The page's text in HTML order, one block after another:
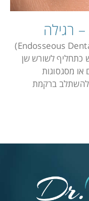
רגילה
בהשתלת שיניים קלאסית (Endosseous Dental Implant)
לשורש שן
או מסגסוגות
להשתלב ברקמת